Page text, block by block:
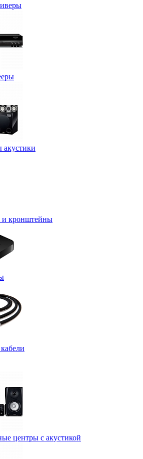
акустики
и кронштейны
центры с акустикой